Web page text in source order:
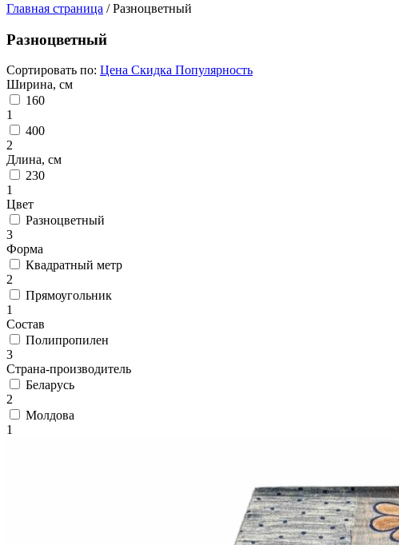
типу
Детские
Синтетические
ковры
вискозы
Элитные
Большие
для
и
Главная страница /Разноцветный
Разноцветный
Сортировать по: Цена Скидка Популярность
Ширина, см
160
1
400
2
Длина, см
230
1
Цвет
Разноцветный
3
Форма
Квадратный метр
2
Прямоугольник
1
Состав
Полипропилен
3
Страна-производитель
Беларусь
2
Молдова
1